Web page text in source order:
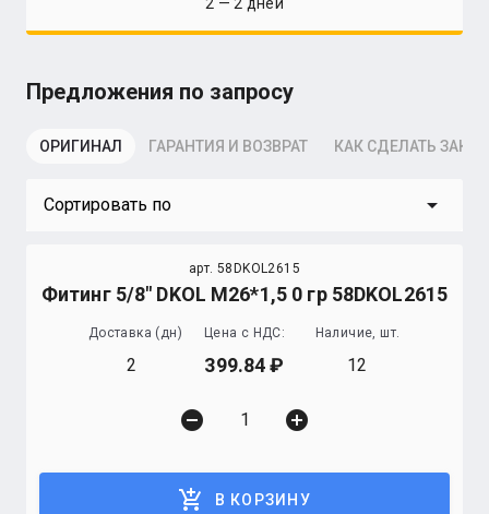
Предложения по запросу
ОРИГИНАЛ ГАРАНТИЯ И ВОЗВРАТ КАК СДЕЛАТЬ
Сортировать по arrow_drop_down
арт. 58DKOL2615
Фитинг 5/8" DKOL М26*1,5 0 гр 58DKOL2615
Доставка (дн)
2
Цена с НДС:
399.84
Наличие, шт.
12
remove_circle add_circle
add_shopping_cart В КОРЗИНУ